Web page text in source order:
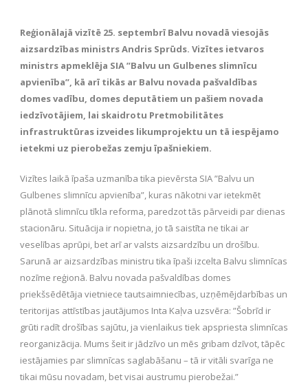
Reģionālajā vizītē 25. septembrī Balvu novadā viesojās
aizsardzības ministrs Andris Sprūds. Vizītes ietvaros
ministrs apmeklēja SIA ”Balvu un Gulbenes slimnīcu
apvienība”, kā arī tikās ar Balvu novada pašvaldības
domes vadību, domes deputātiem un pašiem novada
iedzīvotājiem, lai skaidrotu Pretmobilitātes
infrastruktūras izveides likumprojektu un tā iespējamo
ietekmi uz pierobežas zemju īpašniekiem.
Vizītes laikā īpaša uzmanība tika pievērsta SIA ”Balvu un
Gulbenes slimnīcu apvienība”, kuras nākotni var ietekmēt
plānotā slimnīcu tīkla reforma, paredzot tās pārveidi par dienas
stacionāru. Situācija ir nopietna, jo tā saistīta ne tikai ar
veselības aprūpi, bet arī ar valsts aizsardzību un drošību.
Sarunā ar aizsardzības ministru tika īpaši izcelta Balvu slimnīcas
nozīme reģionā. Balvu novada pašvaldības domes
priekšsēdētāja vietniece tautsaimniecības, uzņēmējdarbības un
teritorijas attīstības jautājumos Inta Kaļva uzsvēra: ”Šobrīd ir
grūti radīt drošības sajūtu, ja vienlaikus tiek apspriesta slimnīcas
reorganizācija. Mums šeit ir jādzīvo un mēs gribam dzīvot, tāpēc
iestājamies par slimnīcas saglabāšanu – tā ir vitāli svarīga ne
tikai mūsu novadam, bet visai austrumu pierobežai.”